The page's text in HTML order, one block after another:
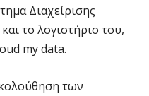
Διαχείρισης
το λογιστήριο του,
my data.
των